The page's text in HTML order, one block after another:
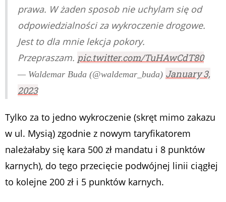
prawa. W żaden sposob nie uchylam się od
odpowiedzialności za wykroczenie drogowe.
Jest to dla mnie lekcja pokory.
Przepraszam. pic.twitter.com/TuHAwCdT80
— Waldemar Buda (@waldemar_buda) January 3,
2023
Tylko za to jedno wykroczenie (skręt mimo zakazu
w ul. Mysią) zgodnie z nowym taryfikatorem
należałaby się kara 500 zł mandatu i 8 punktów
karnych), do tego przecięcie podwójnej linii ciągłej
to kolejne 200 zł i 5 punktów karnych.